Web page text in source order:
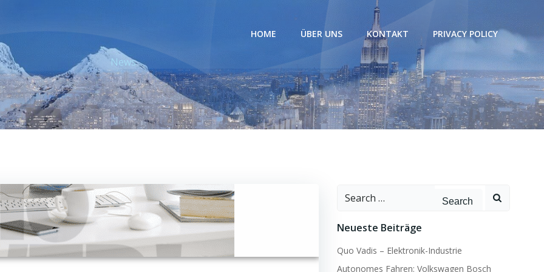
HOME ÜBER UNS KONTAKT PRIVACY POLICY
News
Search
Neueste Beiträge
Quo Vadis – Elektronik-Industrie
Autonomes Fahren: Volkswagen Bosch